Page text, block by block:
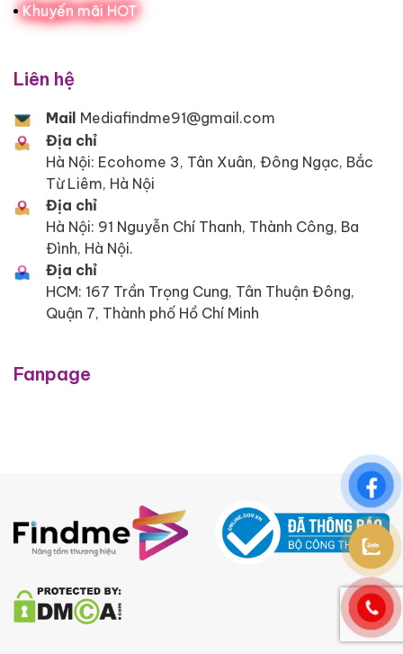
Khuyến mãi HOT
Liên hệ
Mail Mediafindme91@gmail.com
Địa chỉ
Hà Nội: Ecohome 3, Tân Xuân, Đông Ngạc, Bắc
Từ Liêm, Hà Nội
Địa chỉ
Hà Nội: 91 Nguyễn Chí Thanh, Thành Công, Ba
Đình, Hà Nội.
Địa chỉ
HCM: 167 Trần Trọng Cung, Tân Thuận Đông,
Quận 7, Thành phố Hồ Chí Minh
Fanpage